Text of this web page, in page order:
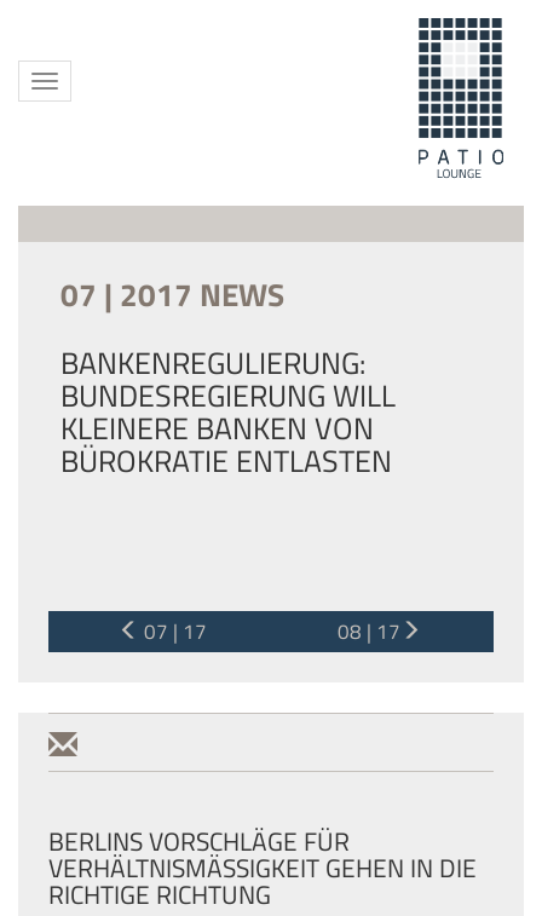
Toggle
navigation
07 | 2017 NEWS
BANKENREGULIERUNG:
BUNDESREGIERUNG WILL
KLEINERE BANKEN VON
BÜROKRATIE ENTLASTEN
07 | 17 08 | 17
BERLINS VORSCHLÄGE FÜR
VERHÄLTNISMÄSSIGKEIT GEHEN IN DIE R
ICHTIGE RICHTUNG